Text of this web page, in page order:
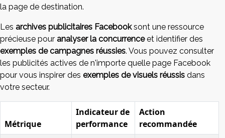
la page de destination.
Les archives publicitaires Facebooksont une ressource
précieuse pour analyser la concurrenceet identifier des
exemples de campagnes réussies. Vous pouvez consulter
les publicités actives de n'importe quelle page Facebook
pour vous inspirer des exemples de visuels réussis dans
votre secteur.
Métrique
Indicateur de
performance
Action
recommandée